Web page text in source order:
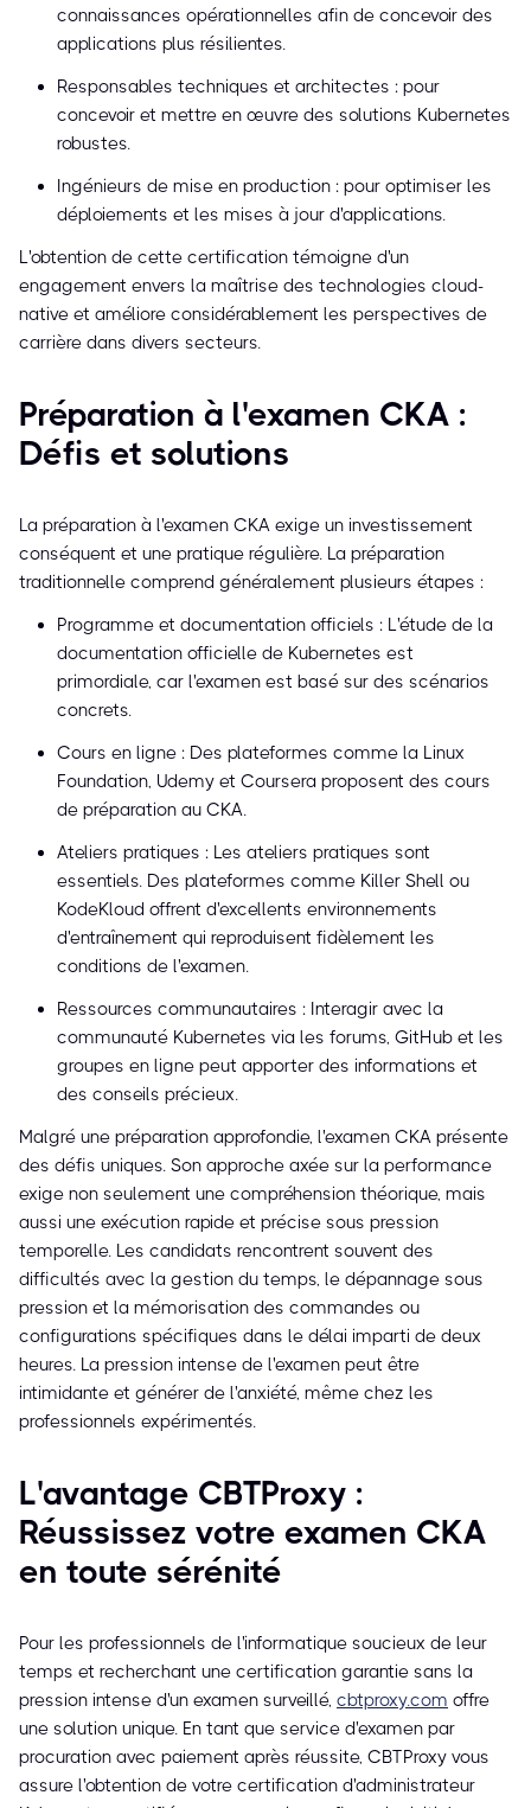
connaissances opérationnelles afin de concevoir des
applications plus résilientes.
Responsables techniques et architectes : pour
concevoir et mettre en œuvre des solutions Kubernetes
robustes.
Ingénieurs de mise en production : pour optimiser les
déploiements et les mises à jour d'applications.
L'obtention de cette certification témoigne d'un
engagement envers la maîtrise des technologies cloud-
native et améliore considérablement les perspectives de
carrière dans divers secteurs.
Préparation à l'examen CKA :
Défis et solutions
La préparation à l'examen CKA exige un investissement
conséquent et une pratique régulière. La préparation
traditionnelle comprend généralement plusieurs étapes :
Programme et documentation officiels : L'étude de la
documentation officielle de Kubernetes est
primordiale, car l'examen est basé sur des scénarios
concrets.
Cours en ligne : Des plateformes comme la Linux
Foundation, Udemy et Coursera proposent des cours
de préparation au CKA.
Ateliers pratiques : Les ateliers pratiques sont
essentiels. Des plateformes comme Killer Shell ou
KodeKloud offrent d'excellents environnements
d'entraînement qui reproduisent fidèlement les
conditions de l'examen.
Ressources communautaires : Interagir avec la
communauté Kubernetes via les forums, GitHub et les
groupes en ligne peut apporter des informations et
des conseils précieux.
Malgré une préparation approfondie, l'examen CKA présente
des défis uniques. Son approche axée sur la performance
exige non seulement une compréhension théorique, mais
aussi une exécution rapide et précise sous pression
temporelle. Les candidats rencontrent souvent des
difficultés avec la gestion du temps, le dépannage sous
pression et la mémorisation des commandes ou
configurations spécifiques dans le délai imparti de deux
heures. La pression intense de l'examen peut être
intimidante et générer de l'anxiété, même chez les
professionnels expérimentés.
L'avantage CBTProxy :
Réussissez votre examen CKA
en toute sérénité
Pour les professionnels de l'informatique soucieux de leur
temps et recherchant une certification garantie sans la
pression intense d'un examen surveillé, cbtproxy.com offre
une solution unique. En tant que service d'examen par
procuration avec paiement après réussite, CBTProxy vous
assure l'obtention de votre certification d'administrateur